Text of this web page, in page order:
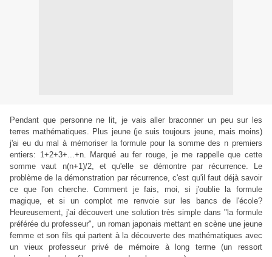
Pendant que personne ne lit, je vais aller braconner un peu sur les
terres mathématiques. Plus jeune (je suis toujours jeune, mais moins)
j'ai eu du mal à mémoriser la formule pour la somme des n premiers
entiers: 1+2+3+...+n. Marqué au fer rouge, je me rappelle que cette
somme vaut n(n+1)/2, et qu'elle se démontre par récurrence. Le
problème de la démonstration par récurrence, c'est qu'il faut déjà savoir
ce que l'on cherche. Comment je fais, moi, si j'oublie la formule
magique, et si un complot me renvoie sur les bancs de l'école?
Heureusement, j'ai découvert une solution très simple dans "la formule
préférée du professeur", un roman japonais mettant en scène une jeune
femme et son fils qui partent à la découverte des mathématiques avec
un vieux professeur privé de mémoire à long terme (un ressort